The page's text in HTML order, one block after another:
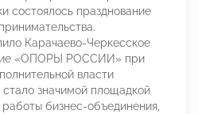
состоялось празднование
Карачаево-Черкесское
«ОПОРЫ РОССИИ» при
власти
значимой площадкой
работы бизнес-объединения,